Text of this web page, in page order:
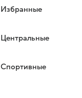
Избранные
Центральные
Спортивные